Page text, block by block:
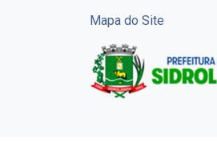
Mapa do Site